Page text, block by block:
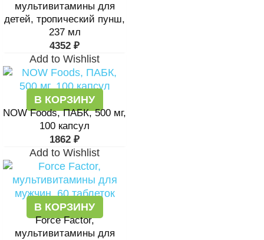
мультивитамины для
детей, тропический пунш,
237 мл
4352 ₽
Add to Wishlist
В КОРЗИНУ
NOW Foods, ПАБК, 500 мг,
100 капсул
1862 ₽
Add to Wishlist
В КОРЗИНУ
Force Factor,
мультивитамины для